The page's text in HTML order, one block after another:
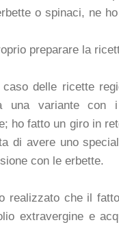
o spinaci, ne
preparare la
delle ricette
una variante
ho fatto un giro in
di avere uno
con le erbette.
realizzato che il
extravergine e